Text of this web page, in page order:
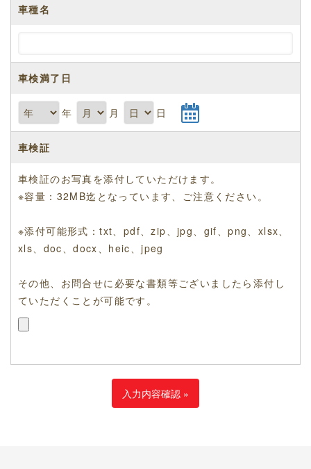
車種名
車検満了日
年 月 日
車検証
車検証のお写真を添付していただけます。
※容量：32MB迄となっています、ご注意ください。
※添付可能形式：txt、pdf、zip、jpg、gif、png、xlsx、
xls、doc、docx、heic、jpeg
その他、お問合せに必要な書類等ございましたら添付し
ていただくことが可能です。